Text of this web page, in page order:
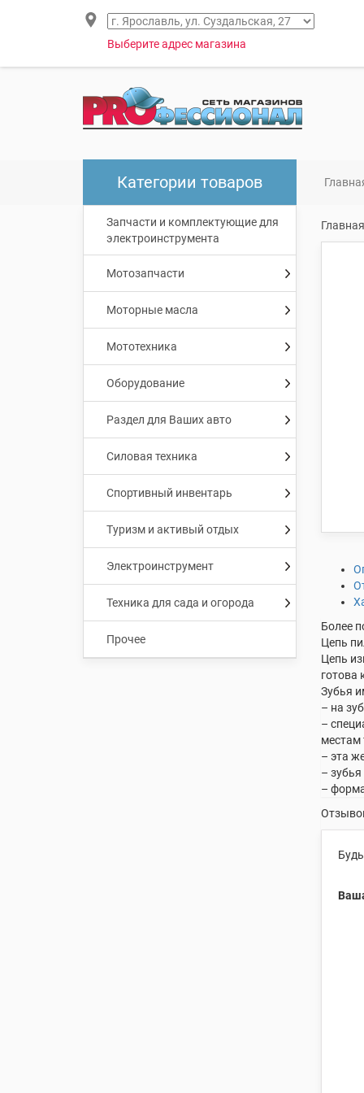
Выберите адрес магазина
Категории товаров
Запчасти и комплектующие для
электроинструмента
Мотозапчасти
Моторные масла
Мототехника
Оборудование
Раздел для Ваших авто
Силовая техника
Спортивный инвентарь
Туризм и активый отдых
Электроинструмент
Техника для сада и огорода
Прочее
Главная
Более
Цепь
Цепь
готова
Зубья
– на
–
местам
– эта
–
–